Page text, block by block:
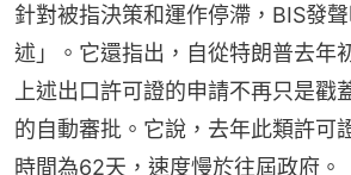
針對被指決策和運作停滯，BIS發
述」。它還指出，自從特朗普去年
上述出口許可證的申請不再只是戳
的自動審批。它說，去年此類許可
時間為62天，速度慢於往屆政府。